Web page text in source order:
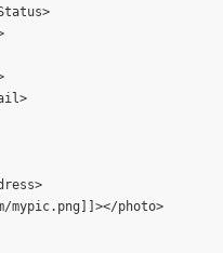
mypic.png]]></photo>